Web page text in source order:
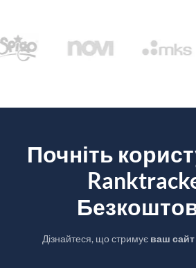
Почніть
Дізнайтеся, що стримує ваш сайт